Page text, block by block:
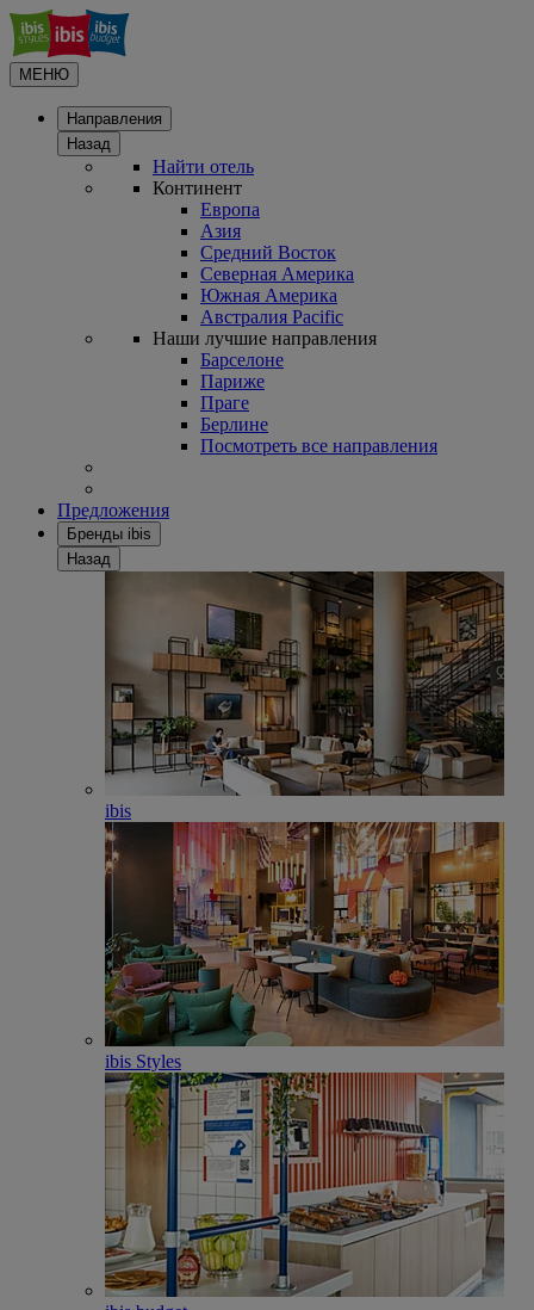
МЕНЮ
Направления
Назад
Найти отель
Континент
Европа
Азия
Средний Восток
Северная Америка
Южная Америка
Австралия Pacific
Наши лучшие направления
Барселоне
Париже
Праге
Берлине
Посмотреть все направления
Предложения
Бренды ibis
Назад
ibis
ibis Styles